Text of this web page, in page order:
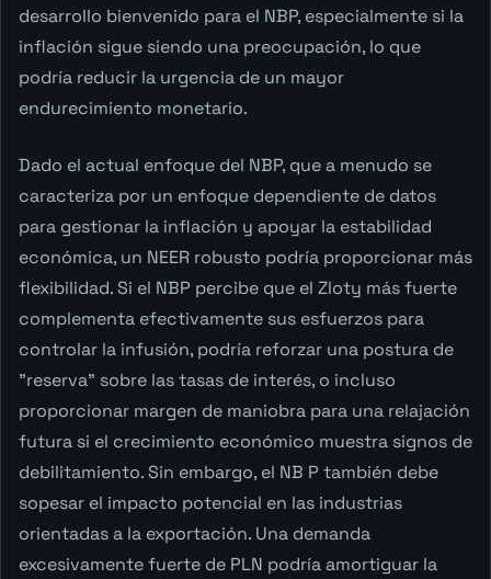
desarrollo bienvenido para el NBP, especialmente si la
inflación sigue siendo una preocupación, lo que
podría reducir la urgencia de un mayor
endurecimiento monetario.
Dado el actual enfoque del NBP, que a menudo se
caracteriza por un enfoque dependiente de datos
para gestionar la inflación y apoyar la estabilidad
económica, un NEER robusto podría proporcionar más
flexibilidad. Si el NBP percibe que el Zloty más fuerte
complementa efectivamente sus esfuerzos para
controlar la infusión, podría reforzar una postura de
"reserva" sobre las tasas de interés, o incluso
proporcionar margen de maniobra para una relajación
futura si el crecimiento económico muestra signos de
debilitamiento. Sin embargo, el NB P también debe
sopesar el impacto potencial en las industrias
orientadas a la exportación. Una demanda
excesivamente fuerte de PLN podría amortiguar la